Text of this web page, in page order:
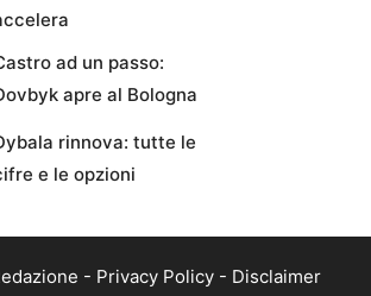
ad un passo:
apre al Bologna
rinnova: tutte le
e le opzioni
- Privacy Policy - Disclaimer